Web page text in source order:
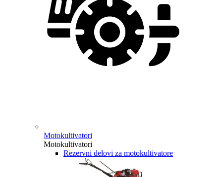
Motokultivatori
Motokultivatori
Rezervni delovi za motokultivatore